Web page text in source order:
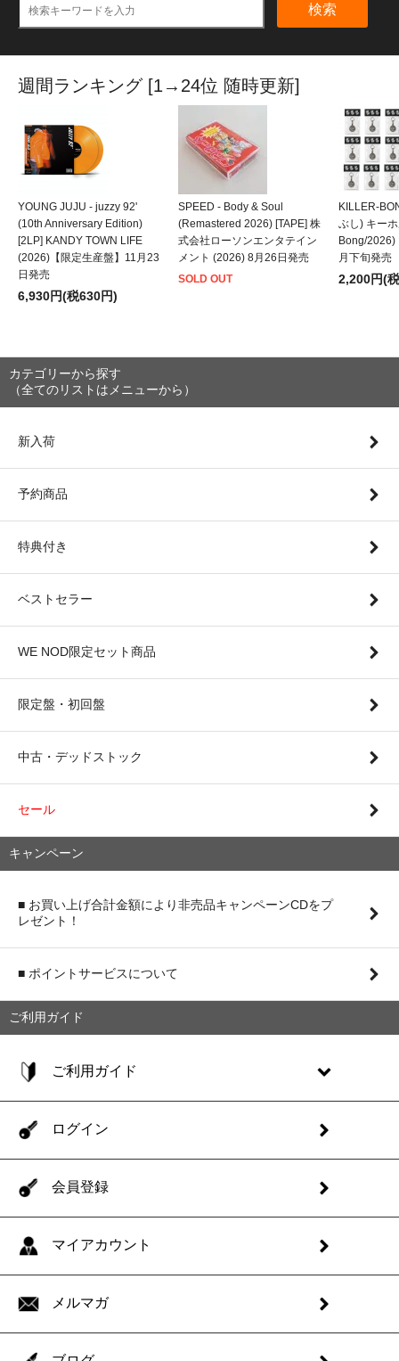
検索
週間ランキング [1→24位 随時更新]
YOUNG JUJU - juzzy 92'
(10th Anniversary Edition)
[2LP] KANDY TOWN LIFE
(2026)【限定生産盤】11月23
日発売
6,930円(税630円)
SPEED - Body & Soul
(Remastered 2026) [TAPE] 株
式会社ローソンエンタテイン
メント (2026) 8月26日発売
SOLD OUT
KILLER-
ぶし) キー
Bong/2026)
月下旬発売
2,200円(
カテゴリーから探す
（全てのリストはメニューから）
新入荷
予約商品
特典付き
ベストセラー
WE NOD限定セット商品
限定盤・初回盤
中古・デッドストック
セール
キャンペーン
■ お買い上げ合計金額により非売品キャンペーンCDをプ
レゼント！
■ ポイントサービスについて
ご利用ガイド
ご利用ガイド
ログイン
会員登録
マイアカウント
メルマガ